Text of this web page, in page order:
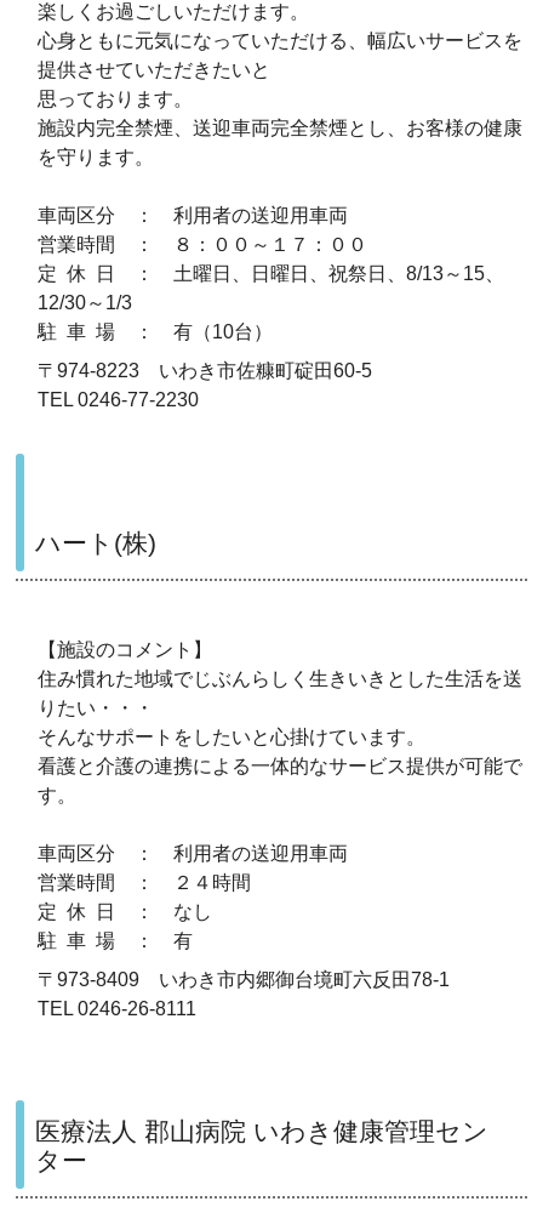
楽しくお過ごしいただけます。
心身ともに元気になっていただける、幅広いサービスを
提供させていただきたいと
思っております。
施設内完全禁煙、送迎車両完全禁煙とし、お客様の健康
を守ります。
車両区分 ： 利用者の送迎用車両
営業時間 ： ８：００～１７：００
定 休 日 ： 土曜日、日曜日、祝祭日、8/13～15、
12/30～1/3
駐 車 場 ： 有（10台）
〒974-8223 いわき市佐糠町碇田60-5
TEL 0246-77-2230
ハート(株)
【施設のコメント】
住み慣れた地域でじぶんらしく生きいきとした生活を送
りたい・・・
そんなサポートをしたいと心掛けています。
看護と介護の連携による一体的なサービス提供が可能で
す。
車両区分 ： 利用者の送迎用車両
営業時間 ： ２４時間
定 休 日 ： なし
駐 車 場 ： 有
〒973-8409 いわき市内郷御台境町六反田78-1
TEL 0246-26-8111
医療法人 郡山病院 いわき健康管理セン
ター